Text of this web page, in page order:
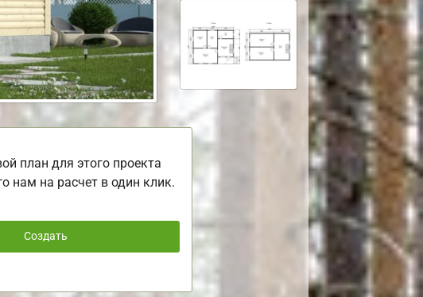
план для этого проекта
нам на расчет в один клик.
Создать